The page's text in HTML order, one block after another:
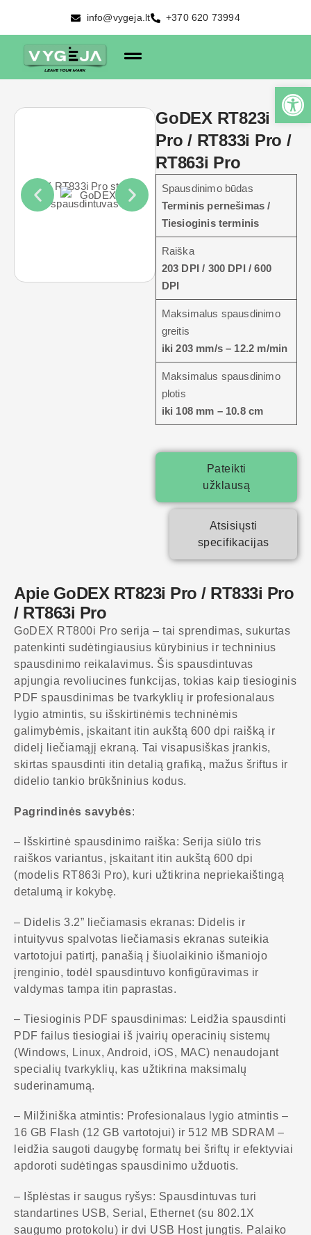
info@vygeja.lt +370 620 73994
GoDEX RT823i
Pro / RT833i Pro /
RT863i Pro
Spausdinimo būdas
Terminis pernešimas /
Tiesioginis terminis
Raiška
203 DPI / 300 DPI / 600
DPI
Maksimalus spausdinimo
greitis
iki 203 mm/s – 12.2 m/min
Maksimalus spausdinimo
plotis
iki 108 mm – 10.8 cm
Pateikti
užklausą
Atsisiųsti
specifikacijas
Apie GoDEX RT823i Pro / RT833i Pro
/ RT863i Pro
GoDEX RT800i Pro serija – tai sprendimas, sukurtas
patenkinti sudėtingiausius kūrybinius ir techninius
spausdinimo reikalavimus. Šis spausdintuvas
apjungia revoliucines funkcijas, tokias kaip tiesioginis
PDF spausdinimas be tvarkyklių ir profesionalaus
lygio atmintis, su išskirtinėmis techninėmis
galimybėmis, įskaitant itin aukštą 600 dpi raišką ir
didelį liečiamąjį ekraną. Tai visapusiškas įrankis,
skirtas spausdinti itin detalią grafiką, mažus šriftus ir
didelio tankio brūkšninius kodus.
Pagrindinės savybės:
– Išskirtinė spausdinimo raiška: Serija siūlo tris
raiškos variantus, įskaitant itin aukštą 600 dpi
(modelis RT863i Pro), kuri užtikrina nepriekaištingą
detalumą ir kokybę.
– Didelis 3.2” liečiamasis ekranas: Didelis ir
intuityvus spalvotas liečiamasis ekranas suteikia
vartotojui patirtį, panašią į šiuolaikinio išmaniojo
įrenginio, todėl spausdintuvo konfigūravimas ir
valdymas tampa itin paprastas.
– Tiesioginis PDF spausdinimas: Leidžia spausdinti
PDF failus tiesiogiai iš įvairių operacinių sistemų
(Windows, Linux, Android, iOS, MAC) nenaudojant
specialių tvarkyklių, kas užtikrina maksimalų
suderinamumą.
– Milžiniška atmintis: Profesionalaus lygio atmintis –
16 GB Flash (12 GB vartotojui) ir 512 MB SDRAM –
leidžia saugoti daugybę formatų bei šriftų ir efektyviai
apdoroti sudėtingas spausdinimo užduotis.
– Išplėstas ir saugus ryšys: Spausdintuvas turi
standartines USB, Serial, Ethernet (su 802.1X
saugumo protokolu) ir dvi USB Host jungtis. Palaiko